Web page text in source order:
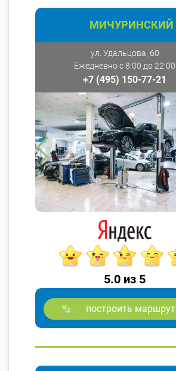
МИЧУРИНСКИЙ
ул. Удальцова, 60
Ежедневно с 8:00 до 22:00
+7 (495) 150-77-21
5.0 из 5
построить маршрут